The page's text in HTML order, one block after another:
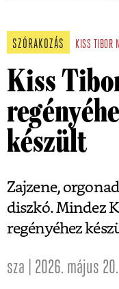
SZÓRAKOZÁS KISS TIBOR
Kiss
készült
Zajzene,
diszkó. Mindez
regényéhez
sza | 2026. május 20. |